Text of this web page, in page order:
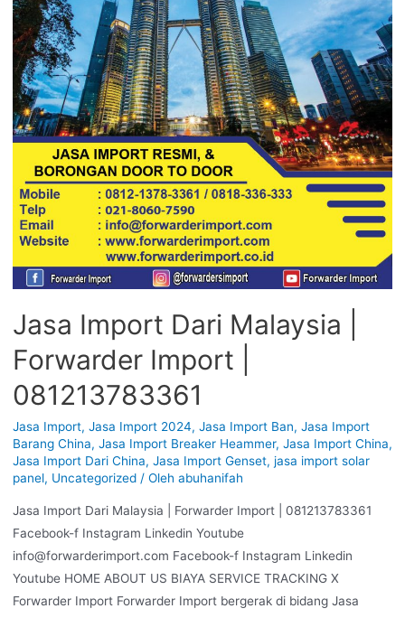
Jasa Import Dari Malaysia |
Forwarder Import |
081213783361
Jasa Import, Jasa Import 2024, Jasa Import Ban, Jasa Import
Barang China, Jasa Import Breaker Heammer, Jasa Import China,
Jasa Import Dari China, Jasa Import Genset, jasa import solar
panel, Uncategorized/ Oleh abuhanifah
Jasa Import Dari Malaysia | Forwarder Import | 081213783361
Facebook-f Instagram Linkedin Youtube
info@forwarderimport.com Facebook-f Instagram Linkedin
Youtube HOME ABOUT US BIAYA SERVICE TRACKING X
Forwarder Import Forwarder Import bergerak di bidang Jasa